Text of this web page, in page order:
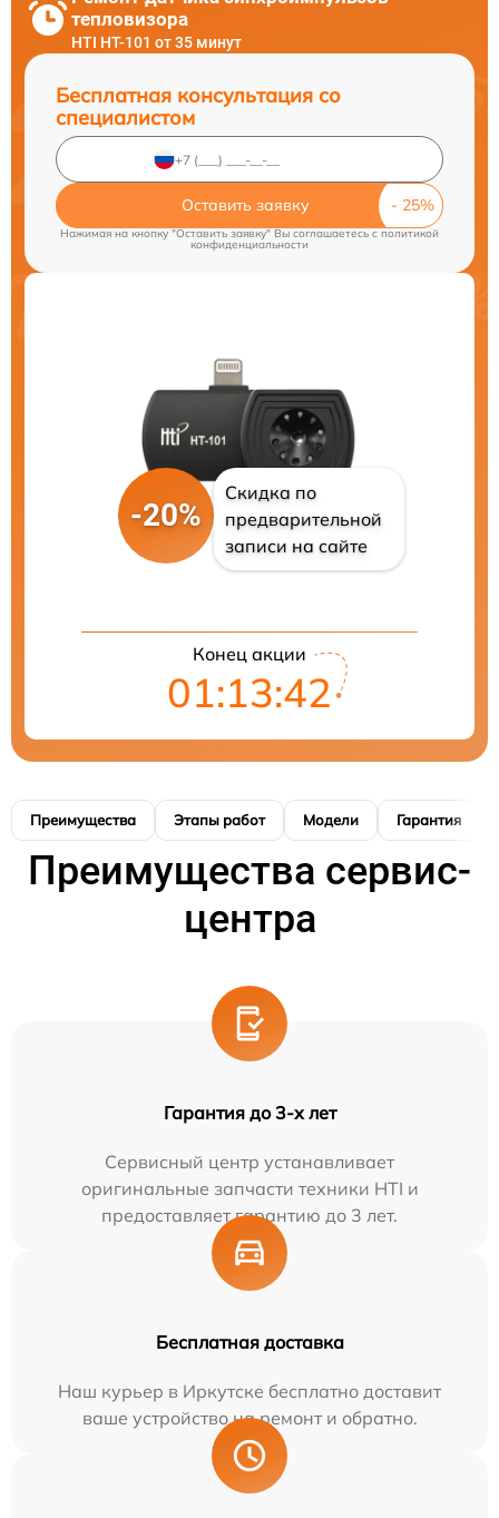
тепловизора
HTI HT-101 от 35 минут
Бесплатная консультация со
специалистом
Оставить заявку
Нажимая на кнопку "Оставить заявку" Вы соглашаетесь cполитикой
конфиденциальности
-20%
Скидка по
предварительной
записи на сайте
Конец акции
01:13:41
Преимущества Этапы работ Модели Гарантия
Преимущества сервис-
центра
Гарантия до 3-х лет
Сервисный центр устанавливает
оригинальные запчасти техники HTI и
предоставляет гарантию до 3 лет.
Бесплатная доставка
Наш курьер в Иркутске бесплатно доставит
ваше устройство на ремонт и обратно.